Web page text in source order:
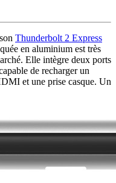
Thunderbolt 2 Express
en aluminium est très
Elle intègre deux ports
de recharger un
et une prise casque. Un